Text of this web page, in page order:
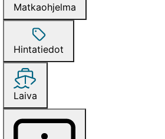
Matkaohjelma
Hintatiedot
Laiva